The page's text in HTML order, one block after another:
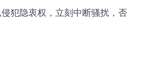
犯隐衷权，立刻中断骚扰，否